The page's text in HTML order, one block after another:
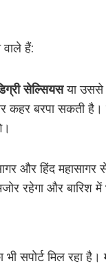
वाले हैं:
सेल्सियसया उससे
कहर बरपा सकती
और हिंद महासागर
रहेगा और बारिश में
मिल रहा है।